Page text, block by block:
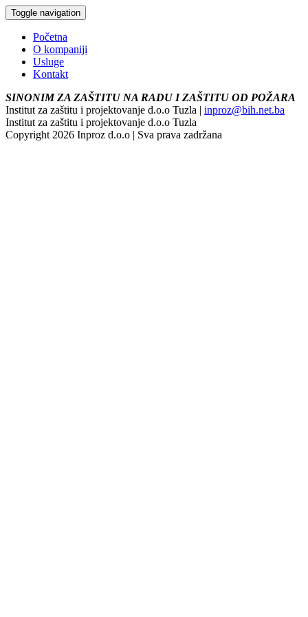
Toggle navigation
Početna
O kompaniji
Usluge
Kontakt
SINONIM ZA ZAŠTITU NA RADU I ZAŠTITU OD POŽARA
Institut za zaštitu i projektovanje d.o.o Tuzla | inproz@bih.net.ba
Institut za zaštitu i projektovanje d.o.o Tuzla
Copyright 2026 Inproz d.o.o | Sva prava zadržana